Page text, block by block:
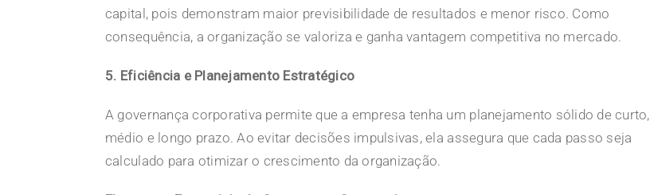
capital, pois demonstram maior previsibilidade de resultados e menor risco. Como
consequência, a organização se valoriza e ganha vantagem competitiva no mercado.
5. Eficiência e Planejamento Estratégico
A governança corporativa permite que a empresa tenha um planejamento sólido de curto,
médio e longo prazo. Ao evitar decisões impulsivas, ela assegura que cada passo seja
calculado para otimizar o crescimento da organização.